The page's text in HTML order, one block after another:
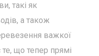
такі як
а також
важкої
що тепер прямі